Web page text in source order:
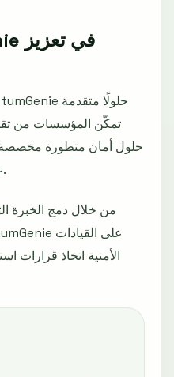
تمكّن المؤسسات من
حلول أمان متطورة مخصصة،
على مواجهة تحديات المستقبل.
من خلال دمج الخبرة
الأمنية اتخاذ قرارات